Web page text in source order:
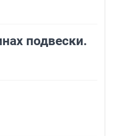
подвески.